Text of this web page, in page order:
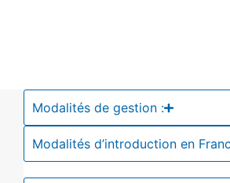
Modalités de gestion :
Modalités d’introduction en